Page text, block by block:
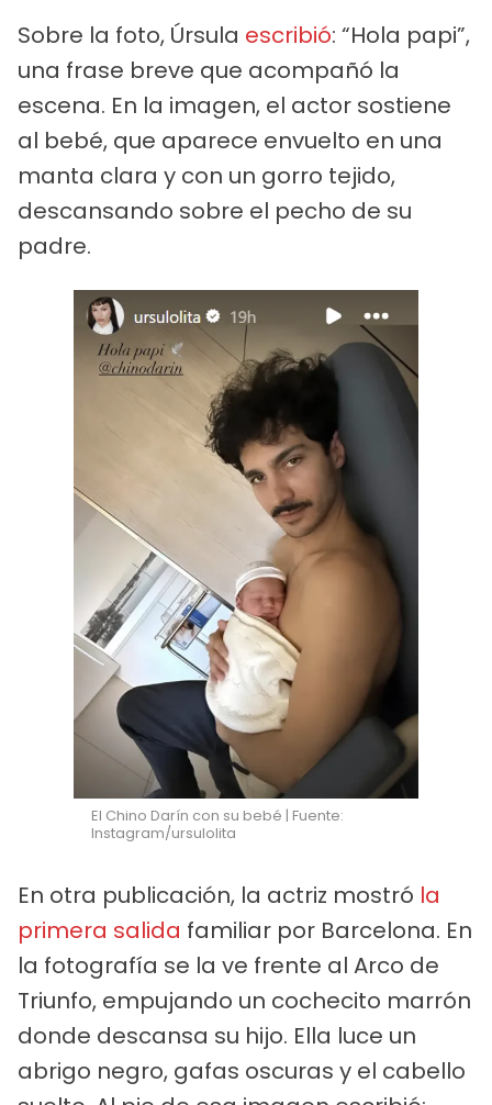
Sobre la foto, Úrsula escribió: “Hola papi”,
una frase breve que acompañó la
escena. En la imagen, el actor sostiene
al bebé, que aparece envuelto en una
manta clara y con un gorro tejido,
descansando sobre el pecho de su
padre.
El Chino Darín con su bebé | Fuente:
Instagram/ursulolita
En otra publicación, la actriz mostró la
primera salida familiar por Barcelona. En
la fotografía se la ve frente al Arco de
Triunfo, empujando un cochecito marrón
donde descansa su hijo. Ella luce un
abrigo negro, gafas oscuras y el cabello